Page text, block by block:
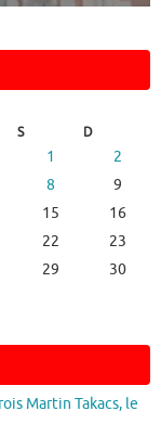
S D
1
2
8
9
15
16
22
23
29
30
Martin Takacs, le